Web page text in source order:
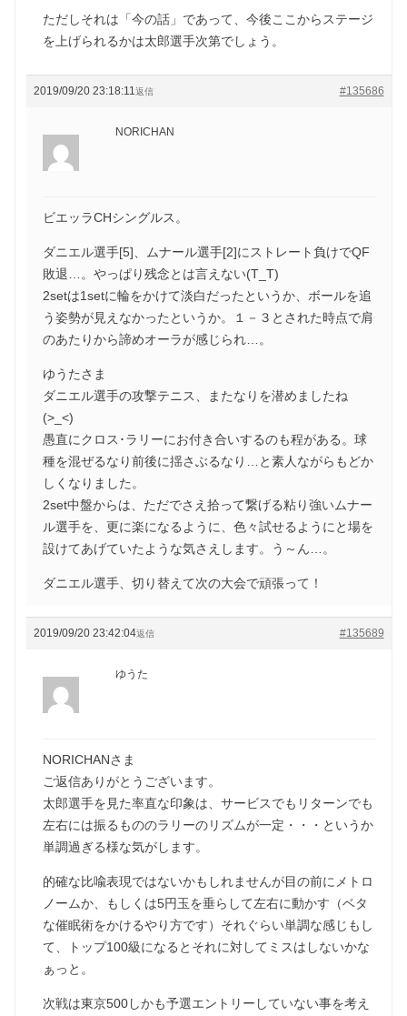
ただしそれは「今の話」であって、今後ここからステージ
を上げられるかは太郎選手次第でしょう。
2019/09/20 23:18:11 #135686
返信
NORICHAN
ビエッラCHシングルス。
ダニエル選手[5]、ムナール選手[2]にストレート負けでQF
敗退…。やっぱり残念とは言えない(T_T)
2setは1setに輪をかけて淡白だったというか、ボールを追
う姿勢が見えなかったというか。１－３とされた時点で肩
のあたりから諦めオーラが感じられ…。
ゆうたさま
ダニエル選手の攻撃テニス、またなりを潜めましたね
(>_<)
愚直にクロス･ラリーにお付き合いするのも程がある。球
種を混ぜるなり前後に揺さぶるなり…と素人ながらもどか
しくなりました。
2set中盤からは、ただでさえ拾って繋げる粘り強いムナー
ル選手を、更に楽になるように、色々試せるようにと場を
設けてあげていたような気さえします。う～ん…。
ダニエル選手、切り替えて次の大会で頑張って！
2019/09/20 23:42:04 #135689
返信
ゆうた
NORICHANさま
ご返信ありがとうございます。
太郎選手を見た率直な印象は、サービスでもリターンでも
左右には振るもののラリーのリズムが一定・・・というか
単調過ぎる様な気がします。
的確な比喩表現ではないかもしれませんが目の前にメトロ
ノームか、もしくは5円玉を垂らして左右に動かす（ベタ
な催眠術をかけるやり方です）それぐらい単調な感じもし
て、トップ100級になるとそれに対してミスはしないかな
ぁっと。
次戦は東京500しかも予選エントリーしていない事を考え